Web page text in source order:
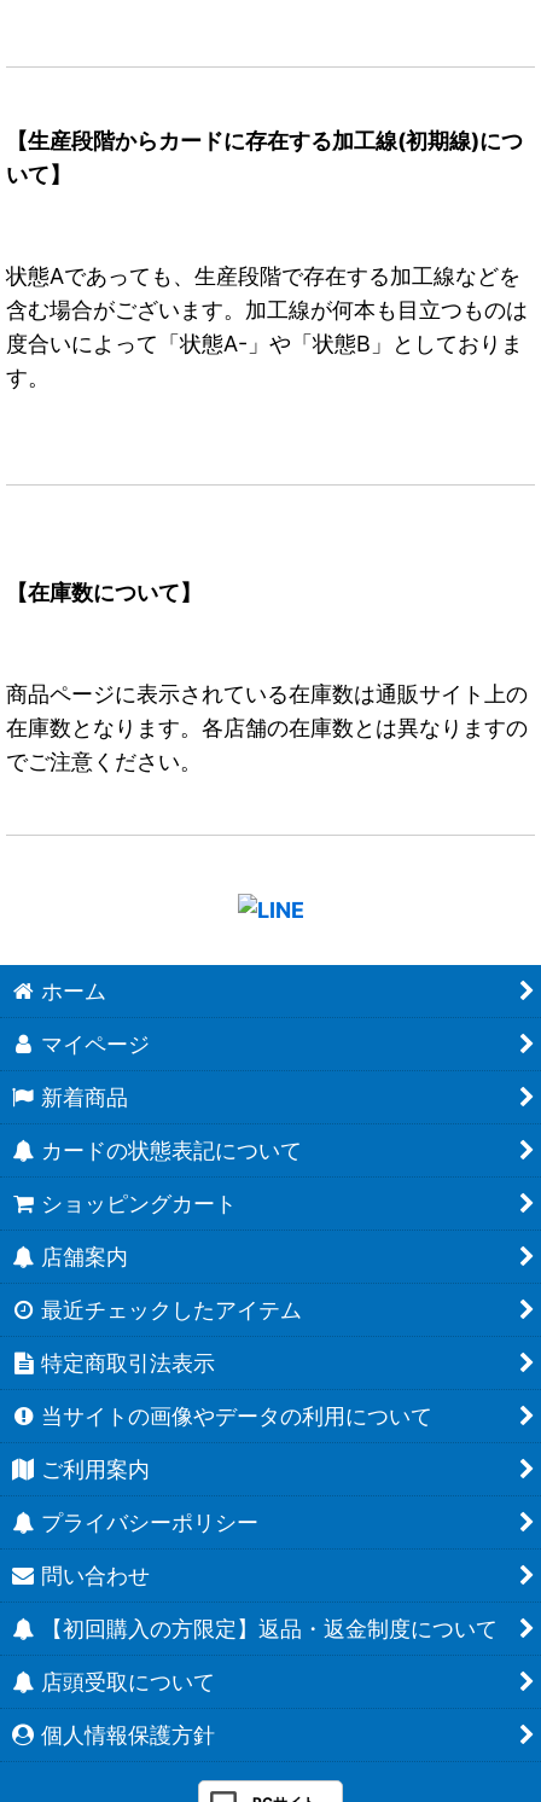
【生産段階からカードに存在する加工線(初期線)につ
いて】
状態Aであっても、生産段階で存在する加工線などを
含む場合がございます。加工線が何本も目立つものは
度合いによって「状態A-」や「状態B」としておりま
す。
【在庫数について】
商品ページに表示されている在庫数は通販サイト上の
在庫数となります。各店舗の在庫数とは異なりますの
でご注意ください。
ホーム
マイページ
新着商品
カードの状態表記について
ショッピングカート
店舗案内
最近チェックしたアイテム
特定商取引法表示
当サイトの画像やデータの利用について
ご利用案内
プライバシーポリシー
問い合わせ
【初回購入の方限定】返品・返金制度について
店頭受取について
個人情報保護方針